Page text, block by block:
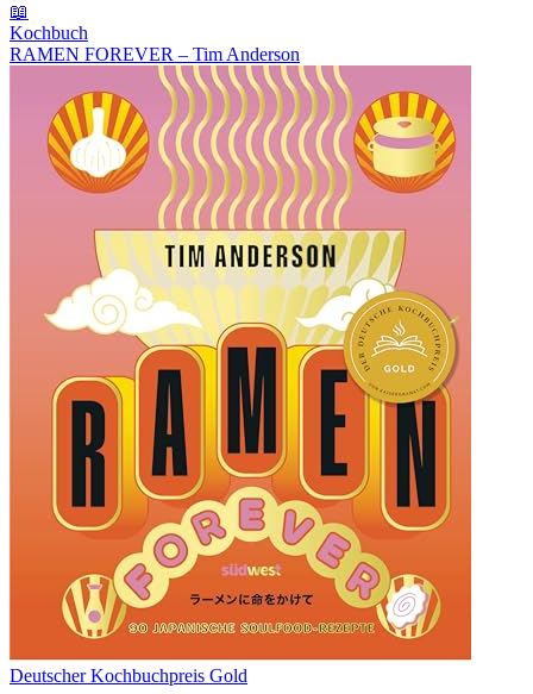
📖
Kochbuch
RAMEN FOREVER – Tim Anderson
Deutscher Kochbuchpreis Gold